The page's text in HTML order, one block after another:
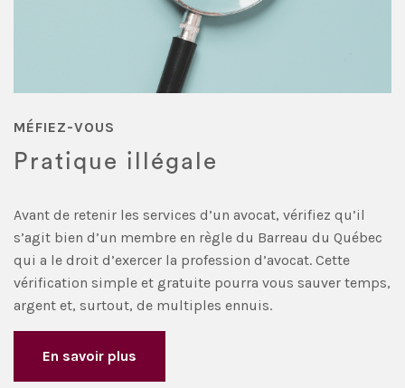
MÉFIEZ-VOUS
Pratique illégale
Avant de retenir les services d’un avocat, vérifiez qu’il
s’agit bien d’un membre en règle du Barreau du Québec
qui a le droit d’exercer la profession d’avocat. Cette
vérification simple et gratuite pourra vous sauver temps,
argent et, surtout, de multiples ennuis.
En savoir plus